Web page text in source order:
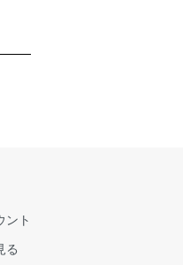
ント
る